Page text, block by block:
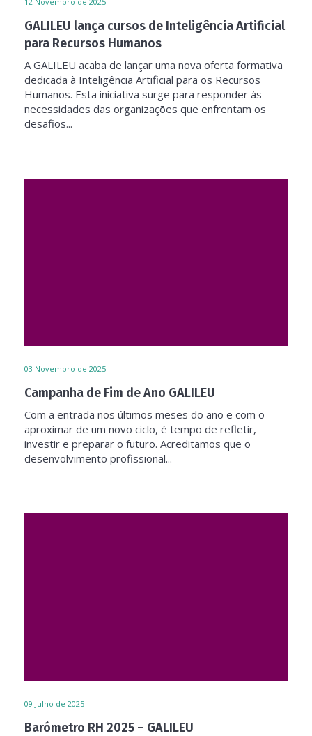
GALILEU lança cursos de Inteligência Artificial
para Recursos Humanos
A GALILEU acaba de lançar uma nova oferta formativa
dedicada à Inteligência Artificial para os Recursos
Humanos. Esta iniciativa surge para responder às
necessidades das organizações que enfrentam os
desafios...
03 Novembro de 2025
Campanha de Fim de Ano GALILEU
Com a entrada nos últimos meses do ano e com o
aproximar de um novo ciclo, é tempo de refletir,
investir e preparar o futuro. Acreditamos que o
desenvolvimento profissional...
09 Julho de 2025
Barómetro RH 2025 – GALILEU